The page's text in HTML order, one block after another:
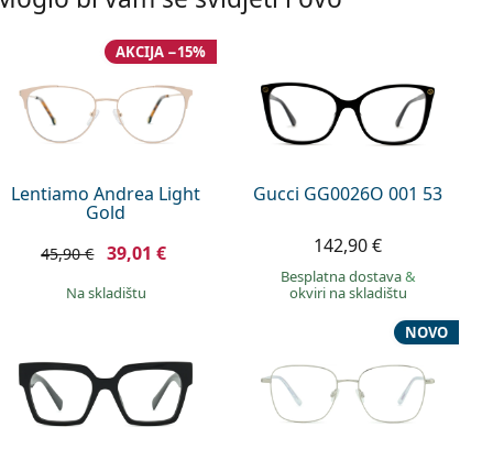
Lentiamo Andrea Light
Gold
AKCIJA −15%
45,90 € 39,01 €
na skladištu
Gucci GG0026O 001 53
142,90 €
Besplatna dostava&
okviri na skladištu
NOVO